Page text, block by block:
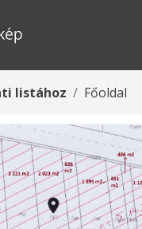
listához Főoldal